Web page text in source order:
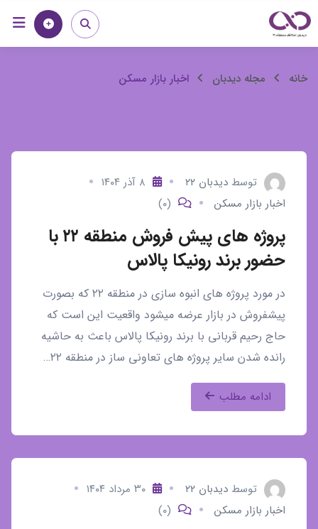
پرش
به
محتوا
خانه
اخبار
مسکن
خانه مجله دیدبان اخبار بازار مسکن
توسط دیدبان ۲۲
۸ آذر ۱۴۰۴
اخبار بازار مسکن
(۰)
پروژه های پیش فروش منطقه ۲۲ با
حضور برند رونیکا پالاس
در مورد پروژه های انبوه سازی در منطقه ۲۲ که بصورت
پیشفروش در بازار عرضه میشود واقعیت این است که
حاج رحیم قربانی با برند رونیکا پالاس باعث به حاشیه
رانده شدن سایر پروژه های تعاونی ساز در منطقه ۲۲…
ادامه مطلب
توسط دیدبان ۲۲
۳۰ مرداد ۱۴۰۴
اخبار بازار مسکن
(۰)